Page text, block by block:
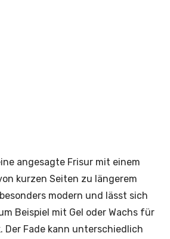
angesagte Frisur mit einem
kurzen Seiten zu längerem
modern und lässt sich
Beispiel mit Gel oder Wachs für
Der Fade kann unterschiedlich